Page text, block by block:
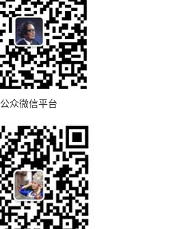
公众微信平台